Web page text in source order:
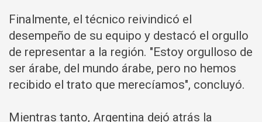
Finalmente, el técnico reivindicó el
desempeño de su equipo y destacó el orgullo
de representar a la región. "Estoy orgulloso de
ser árabe, del mundo árabe, pero no hemos
recibido el trato que merecíamos", concluyó.
Mientras tanto, Argentina dejó atrás la